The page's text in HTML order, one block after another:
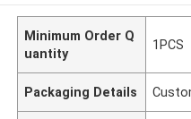
Minimum Order Q
uantity
1PCS
Packaging Details